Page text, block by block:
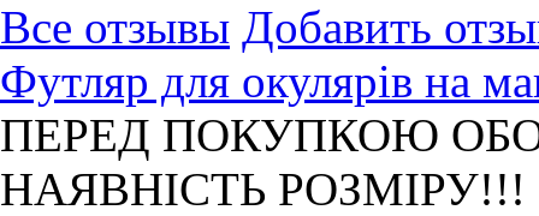
Все отзывы Добавить
Футляр для окулярів на
ПЕРЕД ПОКУПКОЮ
НАЯВНІСТЬ РОЗМІРУ!!!